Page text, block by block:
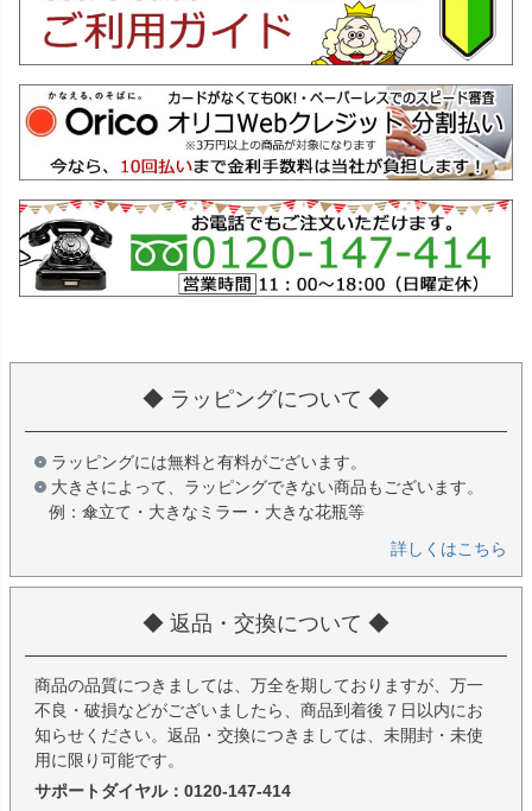
◆ ラッピングについて ◆
ラッピングには無料と有料がございます。
大きさによって、ラッピングできない商品もございます。
例：傘立て・大きなミラー・大きな花瓶等
詳しくはこちら
◆ 返品・交換について ◆
商品の品質につきましては、万全を期しておりますが、万一
不良・破損などがございましたら、商品到着後７日以内にお
知らせください。返品・交換につきましては、未開封・未使
用に限り可能です。
サポートダイヤル：0120-147-414